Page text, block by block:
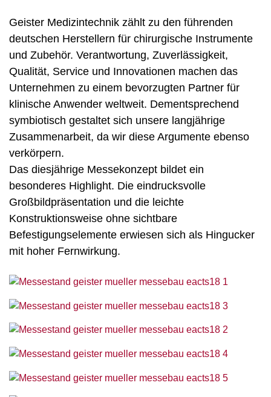
Geister Medizintechnik zählt zu den führenden
deutschen Herstellern für chirurgische Instrumente
und Zubehör. Verantwortung, Zuverlässigkeit,
Qualität, Service und Innovationen machen das
Unternehmen zu einem bevorzugten Partner für
klinische Anwender weltweit. Dementsprechend
symbiotisch gestaltet sich unsere langjährige
Zusammenarbeit, da wir diese Argumente ebenso
verkörpern.
Das diesjährige Messekonzept bildet ein
besonderes Highlight. Die eindrucksvolle
Großbildpräsentation und die leichte
Konstruktionsweise ohne sichtbare
Befestigungselemente erwiesen sich als Hingucker
mit hoher Fernwirkung.